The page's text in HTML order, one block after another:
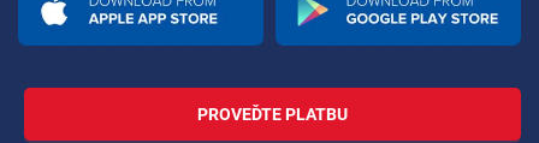
PROVEĎTE PLATBU